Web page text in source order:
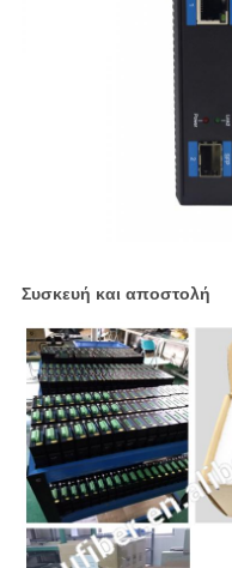
Συσκευή και αποστολή